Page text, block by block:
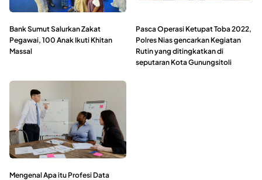
Bank Sumut Salurkan Zakat
Pegawai, 100 Anak Ikuti Khitan
Massal
Pasca Operasi Ketupat Toba 2022,
Polres Nias gencarkan Kegiatan
Rutin yang ditingkatkan di
seputaran Kota Gunungsitoli
Mengenal Apa itu Profesi Data